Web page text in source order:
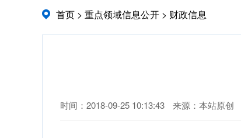
首页 > 重点领域信息公开 > 财政信息
时间：2018-09-25 10:13:43 来源：本站原创